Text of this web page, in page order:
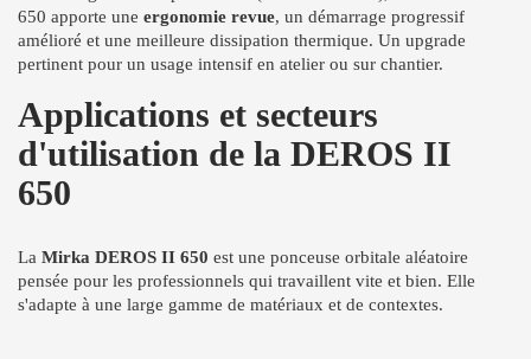
650 apporte une ergonomie revue, un démarrage progressif
amélioré et une meilleure dissipation thermique. Un upgrade
pertinent pour un usage intensif en atelier ou sur chantier.
Applications et secteurs
d'utilisation de la DEROS II
650
La Mirka DEROS II 650 est une ponceuse orbitale aléatoire
pensée pour les professionnels qui travaillent vite et bien. Elle
s'adapte à une large gamme de matériaux et de contextes.